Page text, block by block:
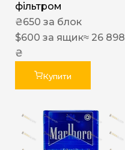
фільтром
₴650 за блок
$600 за ящик≈ 26 898
₴
Купити